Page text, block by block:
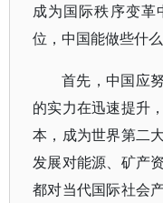
成为国际秩序变
位，中国能做些什
首先，中国应
的实力在迅速提升
本，成为世界第二
发展对能源、矿产
都对当代国际社会